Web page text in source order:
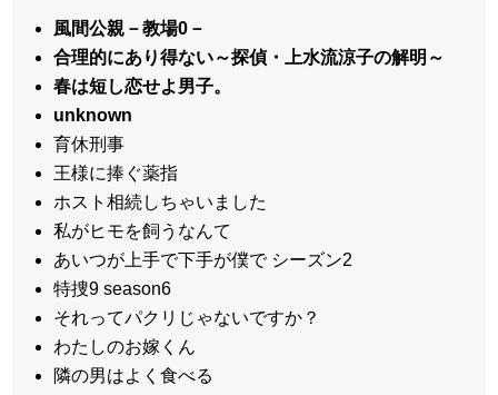
風間公親－教場0－
合理的にあり得ない～探偵・上水流涼子の解明～
春は短し恋せよ男子。
unknown
育休刑事
王様に捧ぐ薬指
ホスト相続しちゃいました
私がヒモを飼うなんて
あいつが上手で下手が僕で シーズン2
特捜9 season6
それってパクリじゃないですか？
わたしのお嫁くん
隣の男はよく食べる